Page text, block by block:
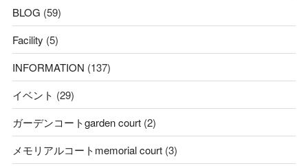
BLOG (59)
Facility (5)
INFORMATION (137)
イベント (29)
ガーデンコートgarden court(2)
メモリアルコートmemorial court(3)